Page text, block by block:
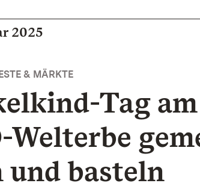
2025
& MÄRKTE
Tag
Welterbe
und basteln